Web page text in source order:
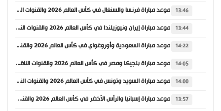
13:46 موعد مباراة فرنسا والسنغال في كأس العالم 2026 والقنوات الناقلة
13:44 موعد مباراة إيران ونيوزيلندا في كأس العالم 2026 والقنوات الناقلة
14:22 موعد مباراة السعودية وأوروغواي في كأس العالم 2026 والقنوات الناقلة
14:05 موعد مباراة بلجيكا ومصر في كأس العالم 2026 والقنوات الناقلة
14:00 موعد مباراة السويد وتونس في كأس العالم 2026 والقنوات الناقلة
13:57 موعد مباراة إسبانيا والرأس الأخضر في كأس العالم 2026 والقنوات الناقلة